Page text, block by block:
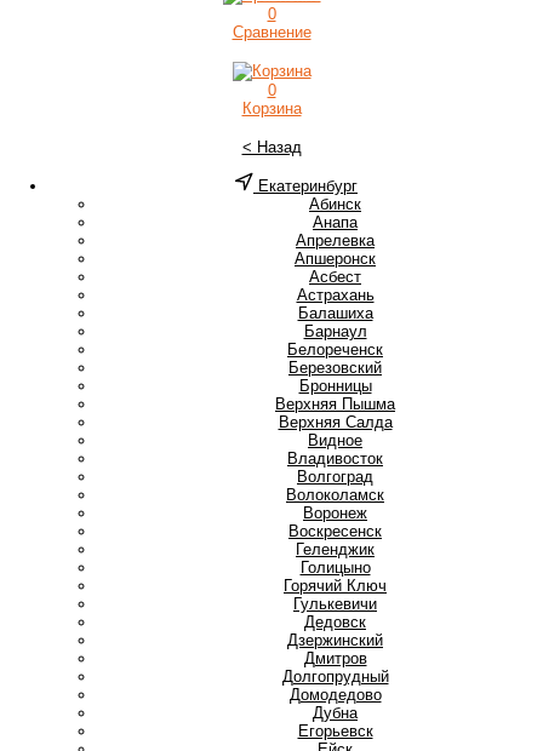
0
Сравнение
0
Корзина
< Назад
Екатеринбург
Абинск
Анапа
Апрелевка
Апшеронск
Асбест
Астрахань
Балашиха
Барнаул
Белореченск
Березовский
Бронницы
Верхняя Пышма
Верхняя Салда
Видное
Владивосток
Волгоград
Волоколамск
Воронеж
Воскресенск
Геленджик
Голицыно
Горячий Ключ
Гулькевичи
Дедовск
Дзержинский
Дмитров
Долгопрудный
Домодедово
Дубна
Егорьевск